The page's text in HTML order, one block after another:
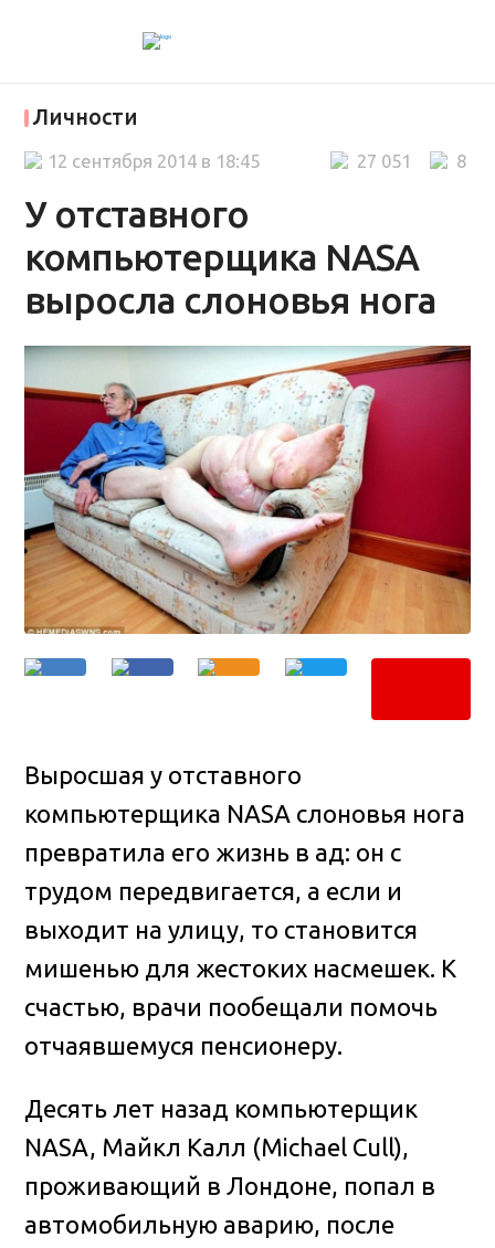
Личности
У отставного
компьютерщика NASA
выросла слоновья нога
8
27 051
12 сентября 2014 в 18:45
Выросшая у отставного
компьютерщика NASA слоновья нога
превратила его жизнь в ад: он с
трудом передвигается, а если и
выходит на улицу, то становится
мишенью для жестоких насмешек. К
счастью, врачи пообещали помочь
отчаявшемуся пенсионеру.
Десять лет назад компьютерщик
NASA, Майкл Калл (Michael Cull),
проживающий в Лондоне, попал в
автомобильную аварию, после